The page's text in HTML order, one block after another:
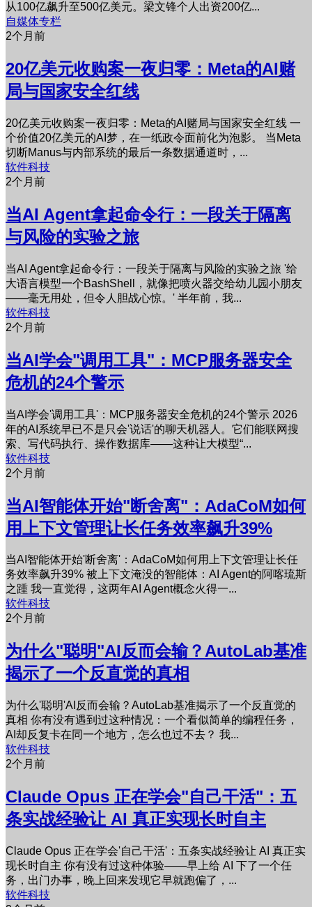
从100亿飙升至500亿美元。梁文锋个人出资200亿...
自媒体专栏
2个月前
20亿美元收购案一夜归零：Meta的AI赌
局与国家安全红线
20亿美元收购案一夜归零：Meta的AI赌局与国家安全红线 一
个价值20亿美元的AI梦，在一纸政令面前化为泡影。 当Meta
切断Manus与内部系统的最后一条数据通道时，...
软件科技
2个月前
当AI Agent拿起命令行：一段关于隔离
与风险的实验之旅
当AI Agent拿起命令行：一段关于隔离与风险的实验之旅 '给
大语言模型一个BashShell，就像把喷火器交给幼儿园小朋友
——毫无用处，但令人胆战心惊。' 半年前，我...
软件科技
2个月前
当AI学会"调用工具"：MCP服务器安全
危机的24个警示
当AI学会'调用工具'：MCP服务器安全危机的24个警示 2026
年的AI系统早已不是只会'说话'的聊天机器人。它们能联网搜
索、写代码执行、操作数据库——这种让大模型“...
软件科技
2个月前
当AI智能体开始"断舍离"：AdaCoM如何
用上下文管理让长任务效率飙升39%
当AI智能体开始'断舍离'：AdaCoM如何用上下文管理让长任
务效率飙升39% 被上下文淹没的智能体：AI Agent的阿喀琉斯
之踵 我一直觉得，这两年AI Agent概念火得一...
软件科技
2个月前
为什么"聪明"AI反而会输？AutoLab基准
揭示了一个反直觉的真相
为什么'聪明'AI反而会输？AutoLab基准揭示了一个反直觉的
真相 你有没有遇到过这种情况：一个看似简单的编程任务，
AI却反复卡在同一个地方，怎么也过不去？ 我...
软件科技
2个月前
Claude Opus 正在学会"自己干活"：五
条实战经验让 AI 真正实现长时自主
Claude Opus 正在学会'自己干活'：五条实战经验让 AI 真正实
现长时自主 你有没有过这种体验——早上给 AI 下了一个任
务，出门办事，晚上回来发现它早就跑偏了，...
软件科技